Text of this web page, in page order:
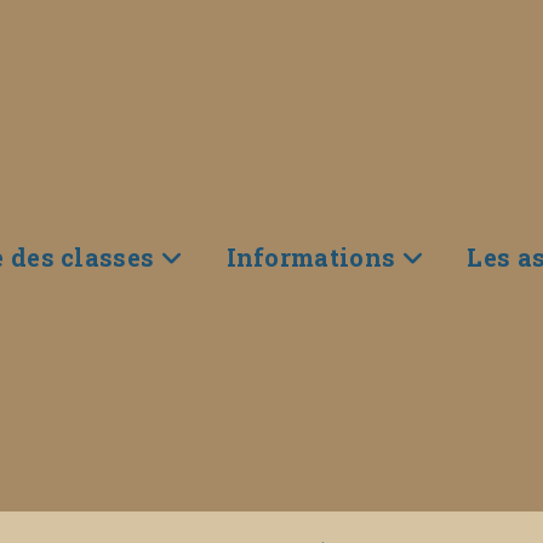
des classes Informations Les